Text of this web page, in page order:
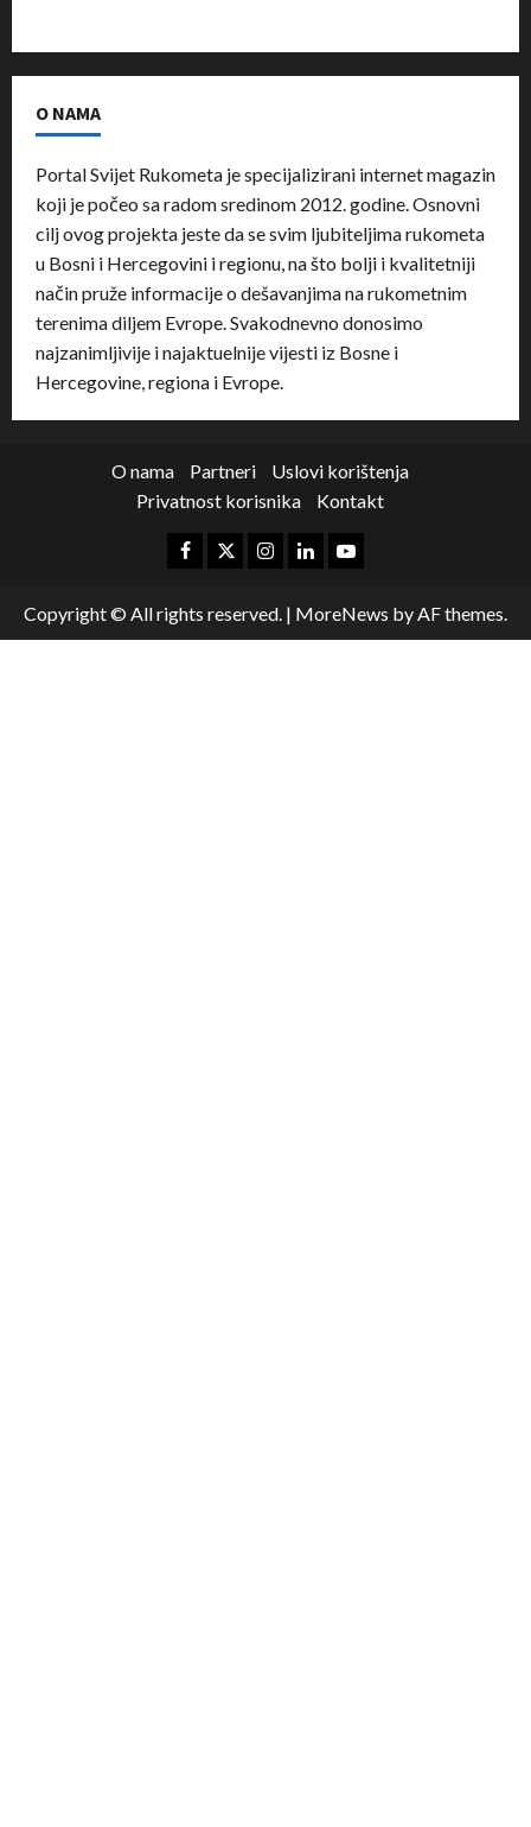
O NAMA
Portal Svijet Rukometa je specijalizirani internet magazin
koji je počeo sa radom sredinom 2012. godine. Osnovni
cilj ovog projekta jeste da se svim ljubiteljima rukometa
u Bosni i Hercegovini i regionu, na što bolji i kvalitetniji
način pruže informacije o dešavanjima na rukometnim
terenima diljem Evrope. Svakodnevno donosimo
najzanimljivije i najaktuelnije vijesti iz Bosne i
Hercegovine, regiona i Evrope.
O nama Partneri
Uslovi korištenja
Privatnost korisnika
Kontakt
Copyright © All rights reserved. | MoreNews by AF themes.